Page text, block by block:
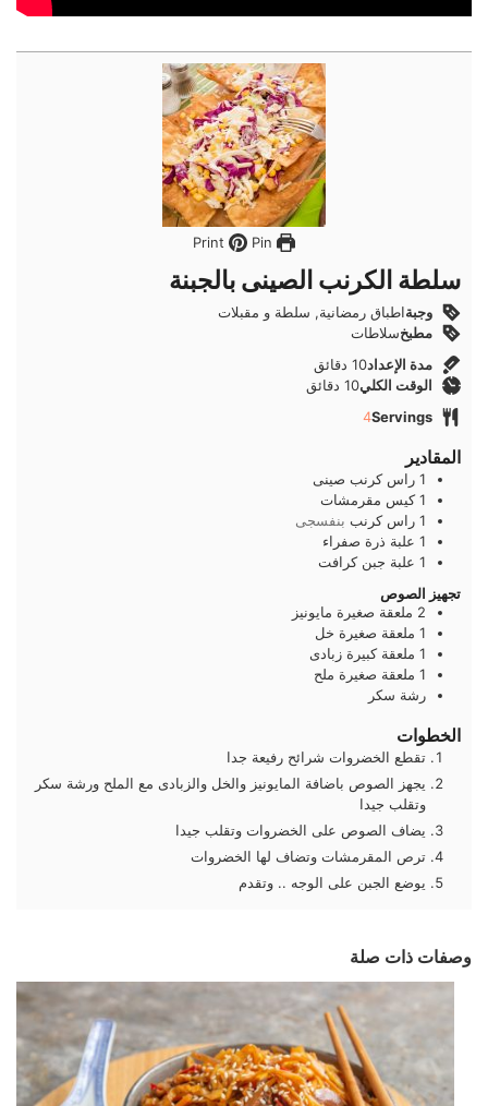
Pin
سلطة الكرنب الصينى بالجبنة
وجبةاطباق رمضانية, سلطة و مقبلات
مطبخسلاطات
مدة الإعداد10دقائق
دقائق
الوقت الكلي10دقائق
دقائق
Servings
4
المقادير
1 راس كرنب صينى
1 كيس مقرمشات
1 راس كرنب بنفسجى
1 علبة ذرة صفراء
1 علبة جبن كرافت
تجهيز الصوص
2 ملعقة صغيرة مايونيز
1 ملعقة صغيرة خل
1 ملعقة كبيرة زبادى
1 ملعقة صغيرة ملح
رشة سكر
الخطوات
تقطع الخضروات شرائح رفيعة جدا
يجهز الصوص باضافة المايونيز والخل والزبادى مع الملح ورشة سكر
وتقلب جيدا
يضاف الصوص على الخضروات وتقلب جيدا
ترص المقرمشات وتضاف لها الخضروات
يوضع الجبن على الوجه .. وتقدم
وصفات ذات صلة